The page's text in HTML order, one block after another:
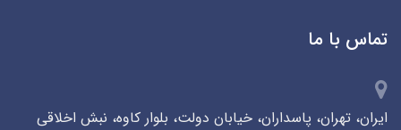
تماس با ما
ایران، تهران، پاسداران، خیابان دولت، بلوار کاوه، نبش اخلاقی